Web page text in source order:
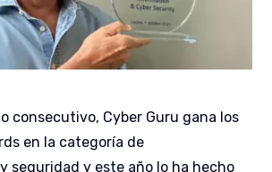
consecutivo, Cyber Guru gana los
en la categoría de
seguridad y este año lo ha hecho